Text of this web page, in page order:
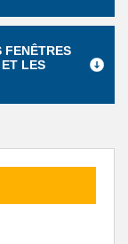
FENÊTRES
LES